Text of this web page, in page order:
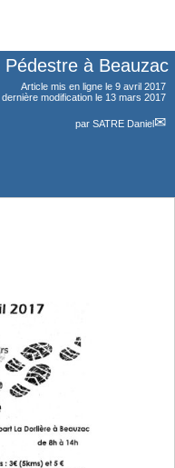
Pédestre à Beauzac
Article mis en ligne le 9 avril 2017
dernière modification le 13 mars 2017
par SATRE Daniel